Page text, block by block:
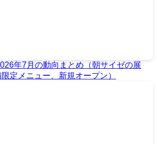
年7月の動向まとめ（朝サイゼの展
定メニュー、新規オープン）